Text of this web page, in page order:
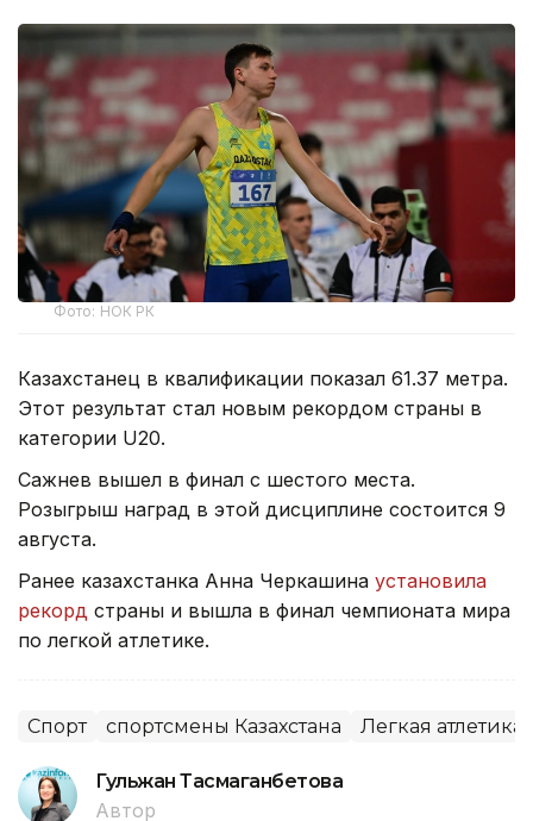
Фото: НОК РК
Казахстанец в квалификации показал 61.37 метра.
Этот результат стал новым рекордом страны в
категории U20.
Сажнев вышел в финал с шестого места.
Розыгрыш наград в этой дисциплине состоится 9
августа.
Ранее казахстанка Анна Черкашина установила
рекорд страны и вышла в финал чемпионата мира
по легкой атлетике.
Спорт спортсмены Казахстана Легкая атлетика
Гульжан Тасмаганбетова
Автор